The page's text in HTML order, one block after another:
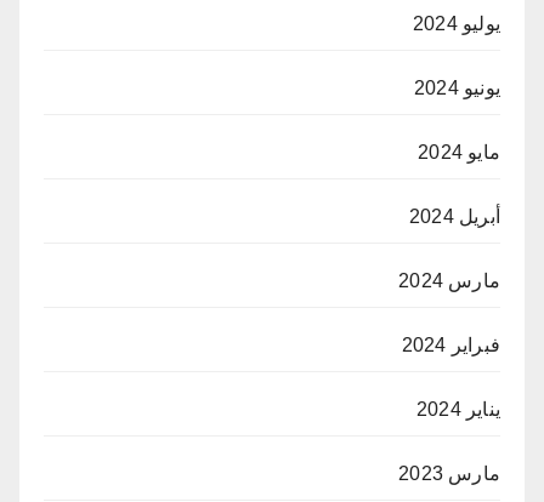
يوليو 2024
يونيو 2024
مايو 2024
أبريل 2024
مارس 2024
فبراير 2024
يناير 2024
مارس 2023